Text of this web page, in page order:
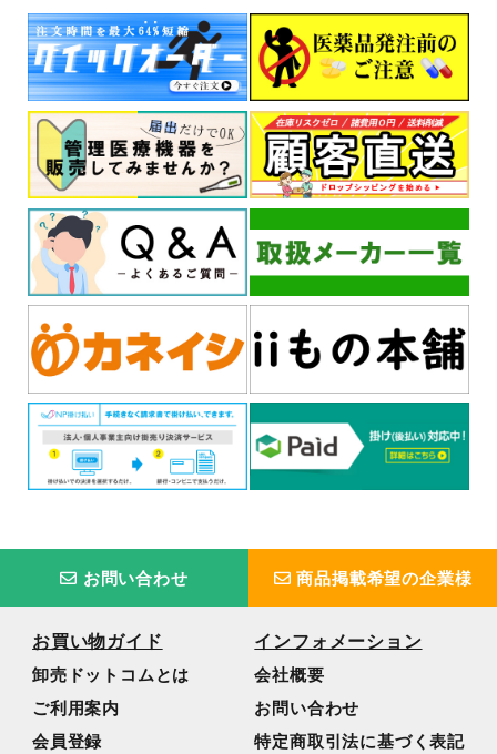
お問い合わせ 商品掲載希望の企業様
お買い物ガイド
卸売ドットコムとは
ご利用案内
会員登録
インフォメーション
会社概要
お問い合わせ
特定商取引法に基づく表記